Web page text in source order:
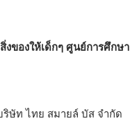
ของให้เด็กๆ ศูนย์การศึกษา
ริษัท ไทย สมายล์ บัส จำกัด